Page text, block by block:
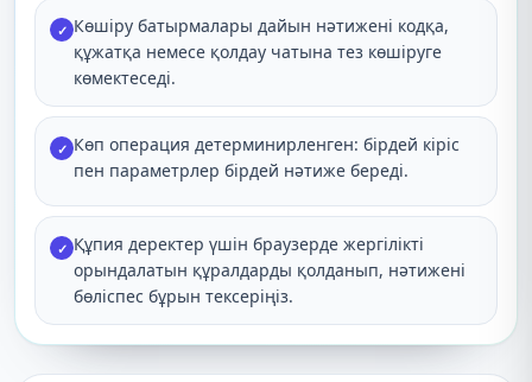
✓ Көшіру батырмалары дайын нәтижені кодқа,
құжатқа немесе қолдау чатына тез көшіруге
көмектеседі.
✓ Көп операция детерминирленген: бірдей кіріс
пен параметрлер бірдей нәтиже береді.
✓ Құпия деректер үшін браузерде жергілікті
орындалатын құралдарды қолданып, нәтижені
бөліспес бұрын тексеріңіз.